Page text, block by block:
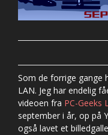
Som de forrige gange
LAN. Jeg har endelig
videoen fra PC-Geeks
september i år, op på
også lavet et